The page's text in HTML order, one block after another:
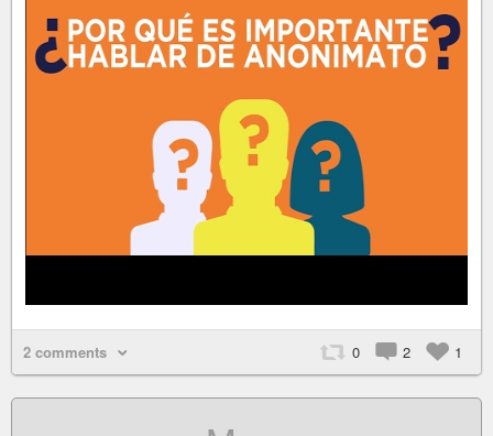
2 comments 0 2 1